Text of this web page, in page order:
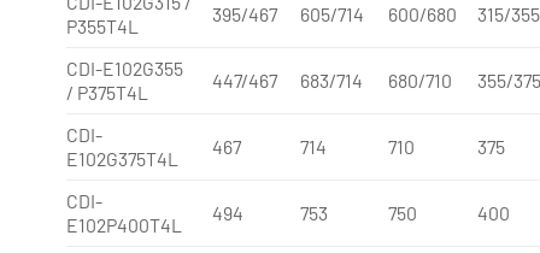
P355T4L
395/467 605/714 600/680 315/355
CDI-E102G355
/ P375T4L
447/467 683/714 680/710 355/
CDI-
E102G375T4L
467 714 710 375
CDI-
E102P400T4L
494 753 750 400